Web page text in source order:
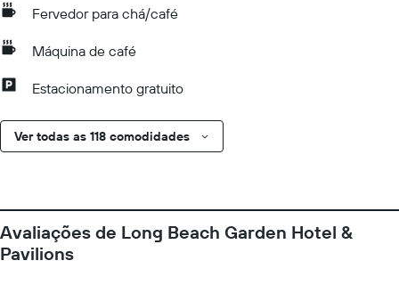
Fervedor para chá/café
Máquina de café
Estacionamento gratuito
Ver todas as 118 comodidades
Avaliações de Long Beach Garden Hotel &
Pavilions